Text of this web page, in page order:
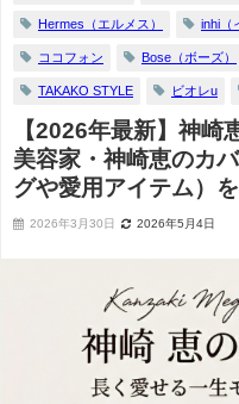
Hermes（エルメス） inhi（
ココフォン Bose（ボーズ）
TAKAKO STYLE ビオレu
【2026年最新】神崎
美容家・神崎恵のカ
グや愛用アイテム）
2026年3月30日 2026年5月4日